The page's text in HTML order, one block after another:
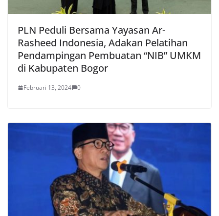
PLN Peduli Bersama Yayasan Ar-
Rasheed Indonesia, Adakan Pelatihan
Pendampingan Pembuatan “NIB” UMKM
di Kabupaten Bogor
Februari 13, 2024 0